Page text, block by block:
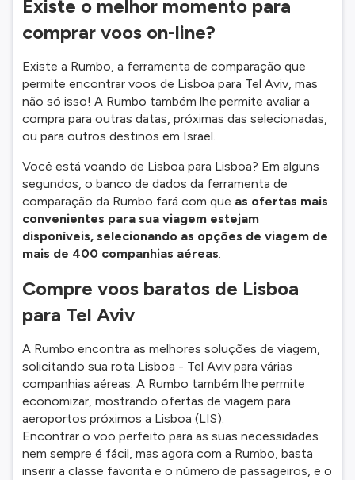
Existe o melhor momento para
comprar voos on-line?
Existe a Rumbo, a ferramenta de comparação que
permite encontrar voos de Lisboa para Tel Aviv, mas
não só isso! A Rumbo também lhe permite avaliar a
compra para outras datas, próximas das selecionadas,
ou para outros destinos em Israel.
Você está voando de Lisboa para Lisboa? Em alguns
segundos, o banco de dados da ferramenta de
comparação da Rumbo fará com que as ofertas mais
convenientes para sua viagem estejam
disponíveis, selecionando as opções de viagem de
mais de 400 companhias aéreas.
Compre voos baratos de Lisboa
para Tel Aviv
A Rumbo encontra as melhores soluções de viagem,
solicitando sua rota Lisboa - Tel Aviv para várias
companhias aéreas. A Rumbo também lhe permite
economizar, mostrando ofertas de viagem para
aeroportos próximos a Lisboa (LIS).
Encontrar o voo perfeito para as suas necessidades
nem sempre é fácil, mas agora com a Rumbo, basta
inserir a classe favorita e o número de passageiros, e o